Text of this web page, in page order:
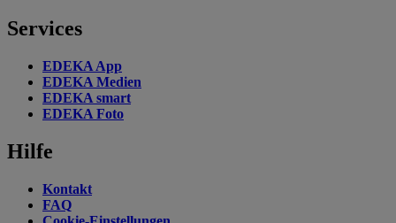
Services
EDEKA App
EDEKA Medien
EDEKA smart
EDEKA Foto
Hilfe
Kontakt
FAQ